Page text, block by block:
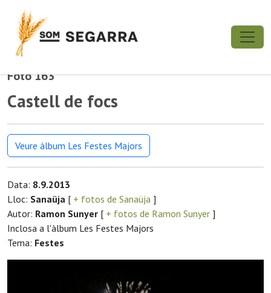
Foto 163
Castell de focs
Veure àlbum Les Festes Majors
Data: 8.9.2013
Lloc: Sanaüja [ + fotos de Sanaüja ]
Autor: Ramon Sunyer [ + fotos de Ramon Sunyer ]
Inclosa a l'àlbum Les Festes Majors
Tema: Festes